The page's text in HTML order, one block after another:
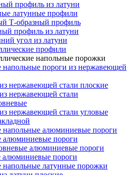
профиль из латуни
латунные профили
Т-образный профиль
профиль из латуни
угол из латуни
профили
напольные порожки
напольные пороги из нержавеющей
нержавеющей стали плоские
нержавеющей стали
нержавеющей стали угловые
напольные алюминиевые пороги
алюминиевые пороги
алюминиевые пороги
алюминиевые пороги
напольные латунные порожки